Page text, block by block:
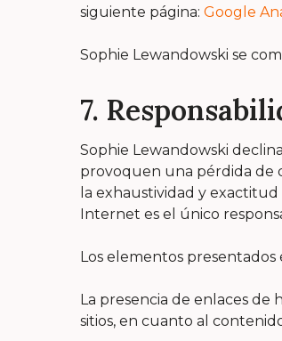
siguiente página:Google
Sophie Lewandowski se
7.
Sophie Lewandowski
provoquen una pérdida de
la exhaustividad y
Internet es el único
Los elementos presentados
La presencia de enlaces de
sitios, en cuanto al